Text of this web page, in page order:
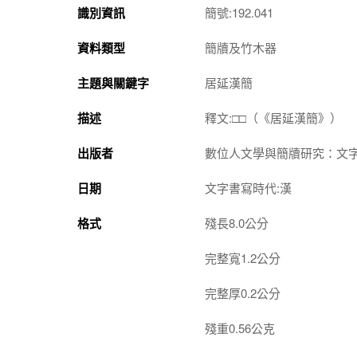
識別資訊 簡號:192.041
資料類型 簡牘及竹木器
主題與關鍵字 居延漢簡
描述 釋文:□□（《居延漢簡》）
出版者 數位人文學與簡牘研究：文
日期 文字書寫時代:漢
格式 殘長8.0公分
完整寬1.2公分
完整厚0.2公分
殘重0.56公克